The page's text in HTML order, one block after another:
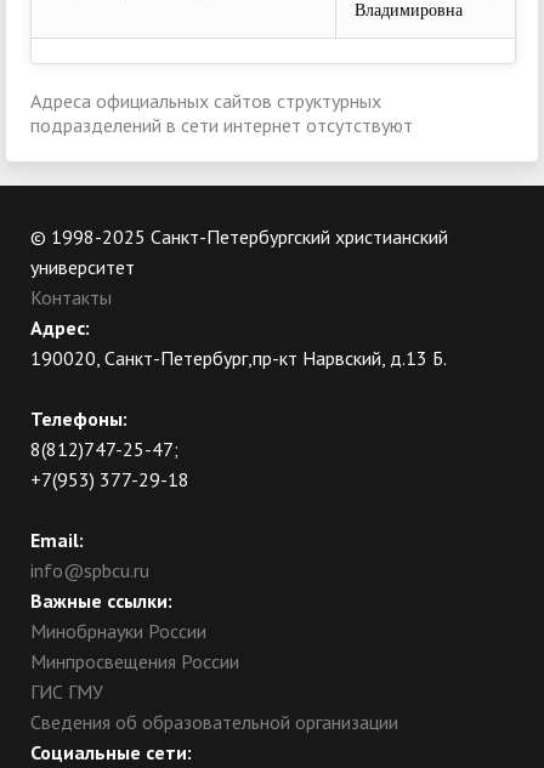
Владимировна
Адреса официальных сайтов структурных
подразделений в сети интернет отсутствуют
© 1998-2025 Санкт-Петербургский христианский
университет
Контакты
Адрес:
190020, Санкт-Петербург,пр-кт Нарвский, д.13 Б.
Телефоны:
8(812)747-25-47;
+7(953) 377-29-18
Email:
info@spbcu.ru
Важные ссылки:
Минобрнауки России
Минпросвещения России
ГИС ГМУ
Сведения об образовательной организации
Социальные сети: